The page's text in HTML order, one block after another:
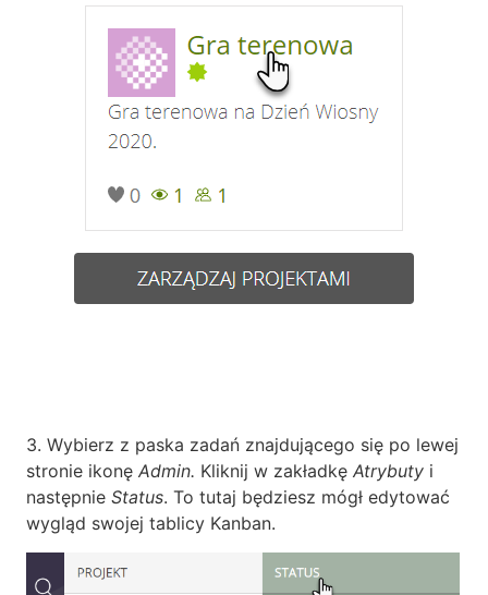
3. Wybierz z paska zadań znajdującego się po lewej
stronie ikonę Admin. Kliknij w zakładkę Atrybuty i
następnie Status. To tutaj będziesz mógł edytować
wygląd swojej tablicy Kanban.